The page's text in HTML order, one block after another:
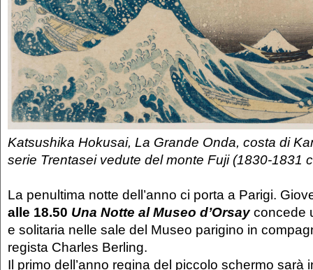
Katsushika Hokusai, La Grande Onda, costa di
serie Trentasei vedute del monte Fuji (1830-1831
La penultima notte dell’anno ci porta a Parigi.
alle 18.50 Una Notte al Museo d’Orsayconcede
e solitaria nelle sale del Museo parigino in
regista Charles Berling.
Il primo dell’anno regina del piccolo schermo sarà